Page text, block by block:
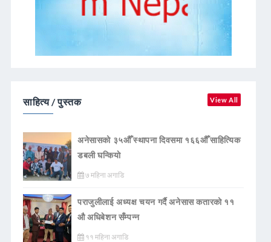
साहित्य / पुस्तक View All
अनेसासको ३५औँ स्थापना दिवसमा १६६औँ साहित्यिक
डबली घन्कियाे
७ महिना अगाडि
पराजुलीलाई अध्यक्ष चयन गर्दै अनेसास कतारको ११
औ अधिबेशन सँम्पन्न
११ महिना अगाडि